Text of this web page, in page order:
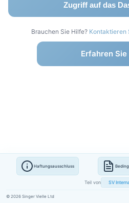
Zugriff auf das
Brauchen Sie Hilfe? Kontaktieren
Erfahren Sie
Haftungsausschluss
Teil von SV
© 2026 Singer Vielle Ltd